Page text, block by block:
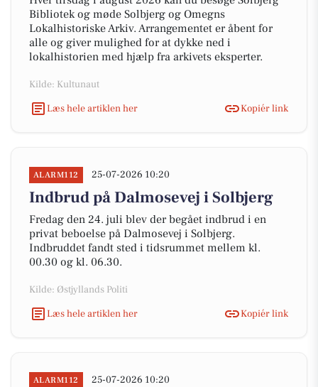
Bibliotek og møde Solbjerg og Omegns
Lokalhistoriske Arkiv. Arrangementet er åbent for
alle og giver mulighed for at dykke ned i
lokalhistorien med hjælp fra arkivets eksperter.
Kilde: Kultunaut
Læs hele artiklen her
Kopiér link
ALARM112 25-07-2026 10:20
Indbrud på Dalmosevej i Solbjerg
Fredag den 24. juli blev der begået indbrud i en
privat beboelse på Dalmosevej i Solbjerg.
Indbruddet fandt sted i tidsrummet mellem kl.
00.30 og kl. 06.30.
Kilde: Østjyllands Politi
Læs hele artiklen her
Kopiér link
ALARM112 25-07-2026 10:20